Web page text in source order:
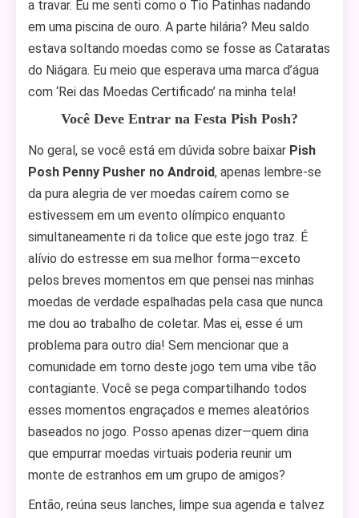
a travar. Eu me senti como o Tio Patinhas nadando
em uma piscina de ouro. A parte hilária? Meu saldo
estava soltando moedas como se fosse as Cataratas
do Niágara. Eu meio que esperava uma marca d’água
com ‘Rei das Moedas Certificado’ na minha tela!
Você Deve Entrar na Festa Pish Posh?
No geral, se você está em dúvida sobre baixar Pish
Posh Penny Pusher no Android, apenas lembre-se
da pura alegria de ver moedas caírem como se
estivessem em um evento olímpico enquanto
simultaneamente ri da tolice que este jogo traz. É
alívio do estresse em sua melhor forma—exceto
pelos breves momentos em que pensei nas minhas
moedas de verdade espalhadas pela casa que nunca
me dou ao trabalho de coletar. Mas ei, esse é um
problema para outro dia! Sem mencionar que a
comunidade em torno deste jogo tem uma vibe tão
contagiante. Você se pega compartilhando todos
esses momentos engraçados e memes aleatórios
baseados no jogo. Posso apenas dizer—quem diria
que empurrar moedas virtuais poderia reunir um
monte de estranhos em um grupo de amigos?
Então, reúna seus lanches, limpe sua agenda e talvez